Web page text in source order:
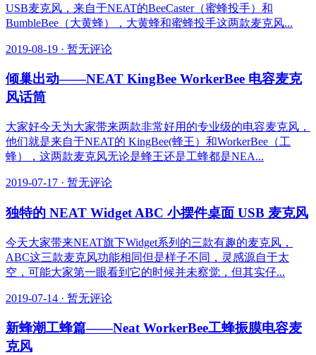
USB麦克风，来自于NEAT的BeeCaster（蜜蜂投手）和
BumbleBee（大黄蜂），大黄蜂和蜜蜂投手这两款麦克风...
2019-08-19 · 暂无评论
倾巢出动——NEAT KingBee WorkerBee 电容麦克
风话筒
大家好今天为大家带来两款非常好用的专业级的电容麦克风，
他们就是来自于NEAT的 KingBee(蜂王）和WorkerBee（工
蜂），这两款麦克风无论是蜂王还是工蜂都是NEA...
2019-07-17 · 暂无评论
独特的 NEAT Widget ABC 小摆件桌面 USB 麦克风
今天大家带来NEAT旗下Widget系列的三款有趣的麦克风，
ABC这三款麦克风功能相同但是样子不同，灵感源自于太
空，可能大家第一眼看到它的时候并未察觉，但其实仔...
2019-07-14 · 暂无评论
新蜂潮工蜂篇——Neat WorkerBee工蜂振膜电容麦
克风